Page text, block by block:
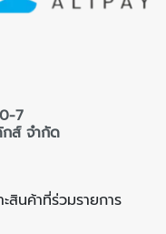
7
ส์ จำกัด
สินค้าที่ร่วมรายการ